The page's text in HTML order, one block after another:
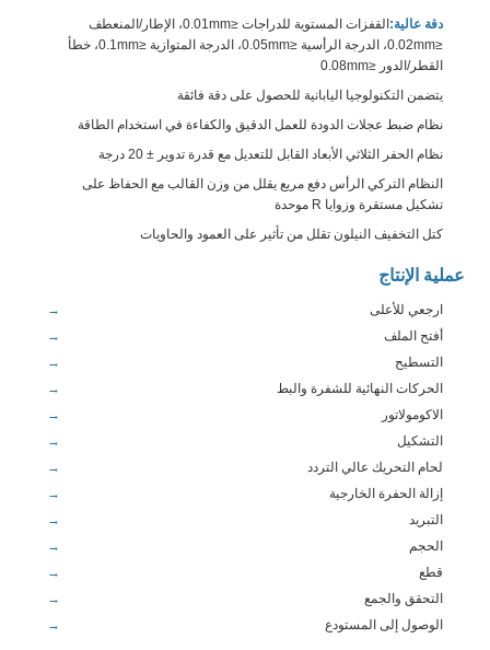
دقة عالية:
القفزات المستوية للدراجات ≤0.01mm، الإطار/المنعطف
≤0.02mm، الدرجة الرأسية ≤0.05mm، الدرجة المتوازية ≤0.1mm، خطأ
القطر/الدور ≤0.08mm
يتضمن التكنولوجيا اليابانية للحصول على دقة فائقة
نظام ضبط عجلات الدودة للعمل الدقيق والكفاءة في استخدام الطاقة
نظام الحفر الثلاثي الأبعاد القابل للتعديل مع قدرة تدوير ± 20 درجة
النظام التركي الرأس دفع مربع يقلل من وزن القالب مع الحفاظ على
تشكيل مستقرة وزوايا R موحدة
كتل التخفيف النيلون تقلل من تأثير على العمود والحاويات
عملية الإنتاج
ارجعي للأعلى
أفتح الملف
التسطيح
الحركات النهائية للشفرة والبط
الاكومولاتور
التشكيل
لحام التحريك عالي التردد
إزالة الحفرة الخارجية
التبريد
الحجم
قطع
التحقق والجمع
الوصول إلى المستودع